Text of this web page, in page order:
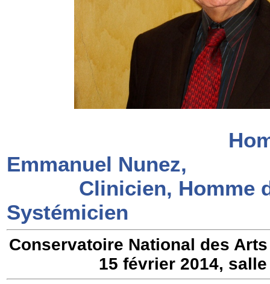
Emmanuel Nunez,
Clinicien, Homme
Systémicien
Conservatoire National des
15 février 2014, salle